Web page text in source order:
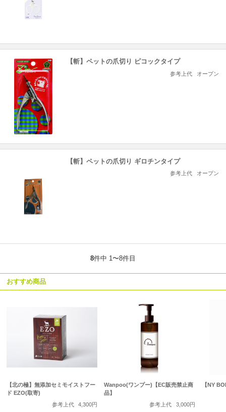
【斬】ペットの爪切り ピコックタイプ
参考上代 オープン
【斬】ペットの爪切り ギロチンタイプ
参考上代 オープン
8件中 1〜8件目
おすすめ商品
【北の極】無添加セミモイストフー
ド EZO(取寄)
参考上代
4,300円
Wanpoo(ワンプー)【EC販売禁止商
品】
参考上代
3,000円
【NY